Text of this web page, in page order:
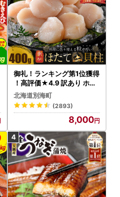
御礼！ランキング第1位獲得
！高評価★4.9 訳あり ホタ
テ 400g（ほたて 帆立 貝柱
冷凍 ）
北海道別海町
(2893)
8,000